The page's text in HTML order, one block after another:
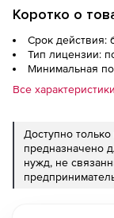
Коротко о
Срок действия:
Тип лицензии:
Минимальная
Все характеристики
Доступно
предназначено
нужд, не